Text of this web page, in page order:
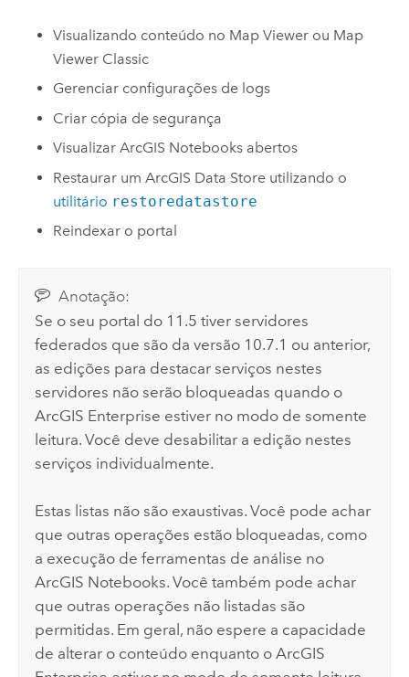
Visualizando conteúdo no Map Viewer ou Map
Viewer Classic
Gerenciar configurações de logs
Criar cópia de segurança
VisualizarArcGIS Notebooks abertos
Restaurar umArcGIS Data Store utilizando o
utilitário restoredatastore
Reindexar o portal
Anotação:
Se o seu portal do 11.5 tiver servidores
federados que são da versão 10.7.1 ou anterior,
as edições para destacar serviços nestes
servidores não serão bloqueadas quando o
ArcGIS Enterprise estiver no modo de somente
leitura. Você deve desabilitar a edição nestes
serviços individualmente.
Estas listas não são exaustivas. Você pode achar
que outras operações estão bloqueadas, como
a execução de ferramentas de análise no
ArcGIS Notebooks. Você também pode achar
que outras operações não listadas são
permitidas. Em geral, não espere a capacidade
de alterar o conteúdo enquanto oArcGIS